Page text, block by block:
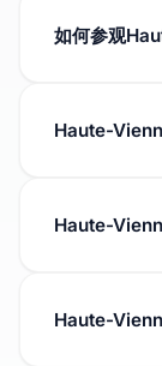
术、考古、自
如何参观
息。
Haute-
定访客类别提
Haute-
Aquitaine 区
Haute-